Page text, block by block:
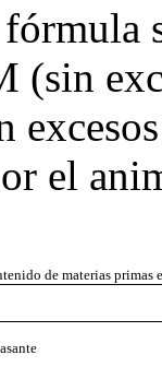
(sin
el
de materias primas